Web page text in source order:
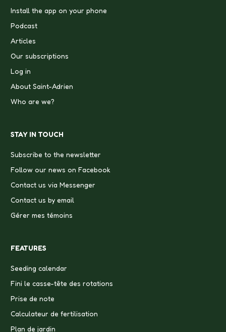
Install the app on your phone
Podcast
Articles
Our subscriptions
Log in
About Saint-Adrien
Who are we?
STAY IN TOUCH
Subscribe to the newsletter
Follow our news on Facebook
Contact us via Messenger
Contact us by email
Gérer mes témoins
FEATURES
Seeding calendar
Fini le casse-tête des rotations
Prise de note
Calculateur de fertilisation
Plan de jardin